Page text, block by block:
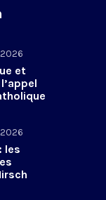
et
les